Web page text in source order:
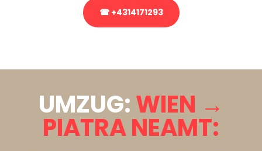
☎ +4314171293
UMZUG:WIEN →
PIATRA NEAMT: